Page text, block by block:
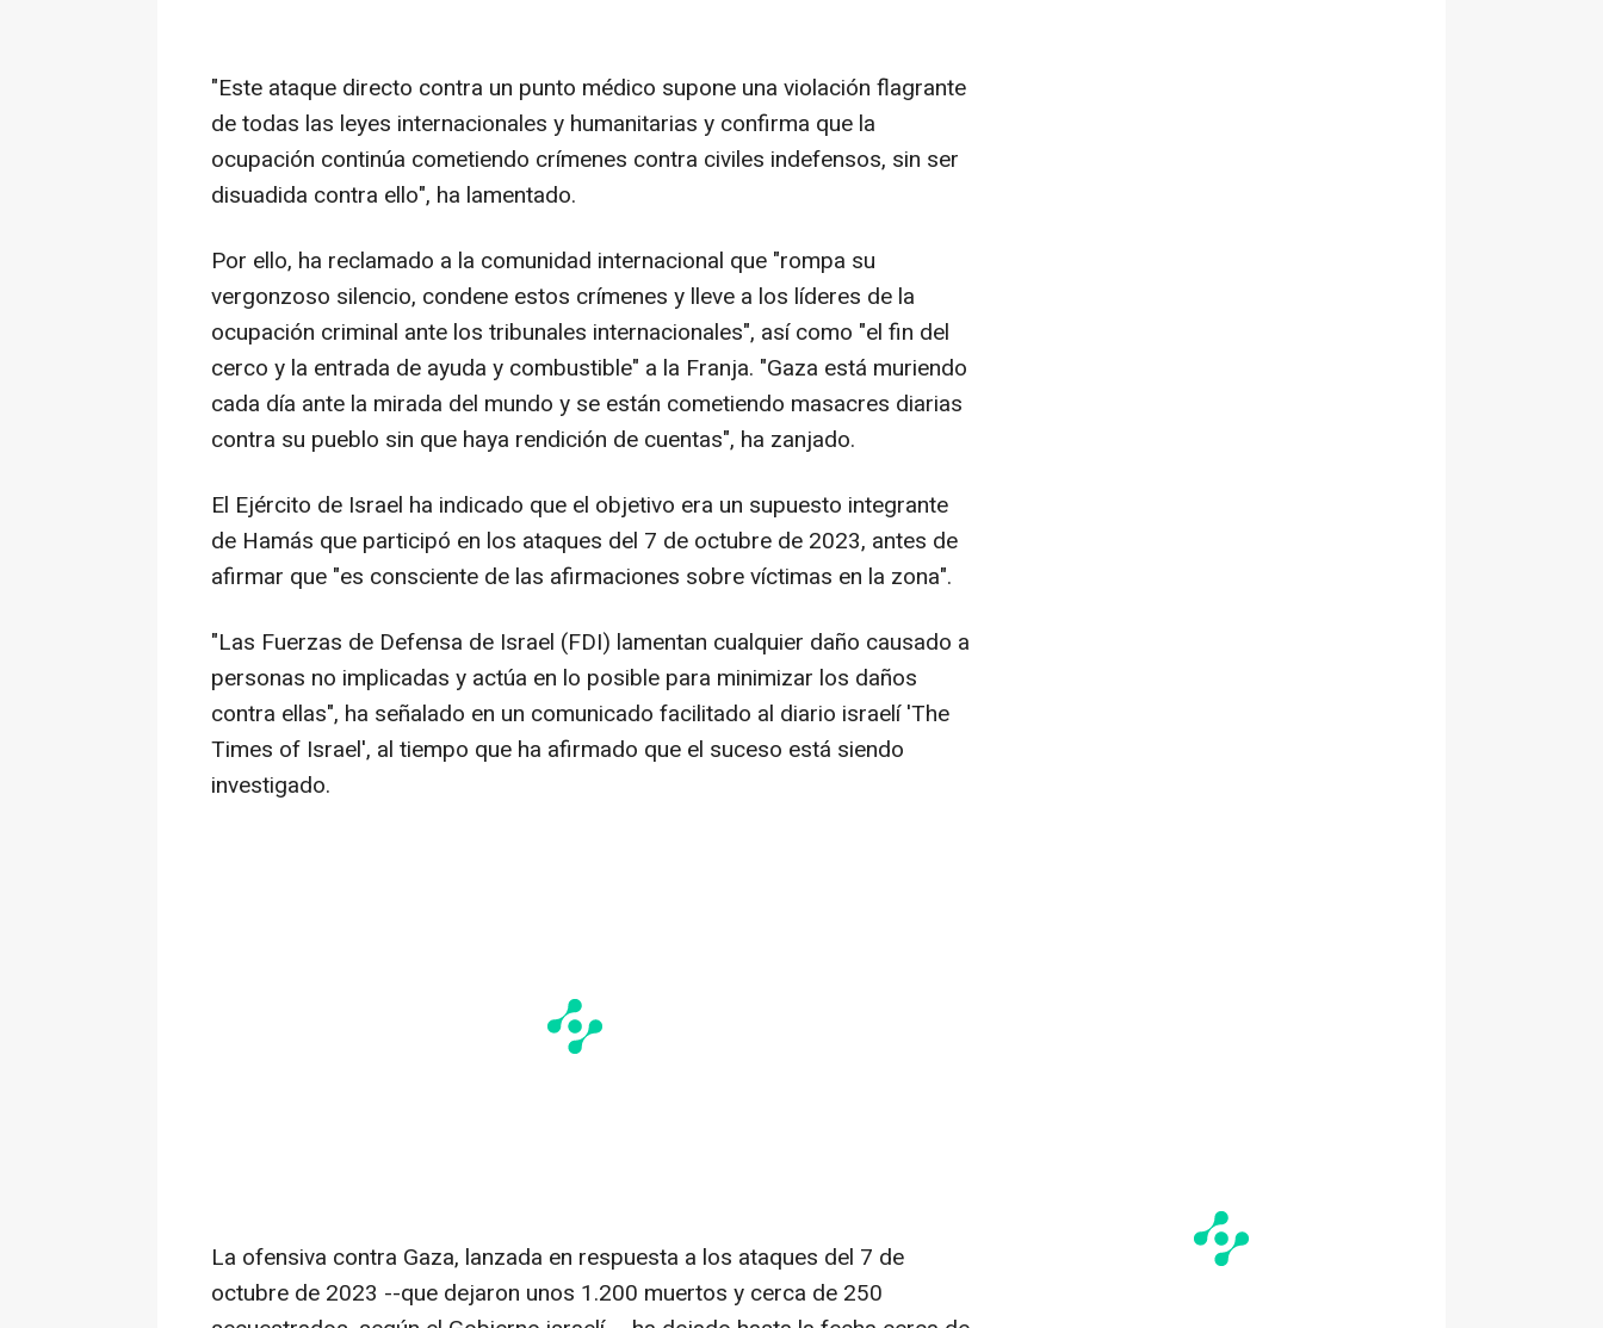
"Este ataque directo contra un punto médico supone una violación flagrante
de todas las leyes internacionales y humanitarias y confirma que la
ocupación continúa cometiendo crímenes contra civiles indefensos, sin ser
disuadida contra ello", ha lamentado.
Por ello, ha reclamado a la comunidad internacional que "rompa su
vergonzoso silencio, condene estos crímenes y lleve a los líderes de la
ocupación criminal ante los tribunales internacionales", así como "el fin del
cerco y la entrada de ayuda y combustible" a la Franja. "Gaza está muriendo
cada día ante la mirada del mundo y se están cometiendo masacres diarias
contra su pueblo sin que haya rendición de cuentas", ha zanjado.
El Ejército de Israel ha indicado que el objetivo era un supuesto integrante
de Hamás que participó en los ataques del 7 de octubre de 2023, antes de
afirmar que "es consciente de las afirmaciones sobre víctimas en la zona".
"Las Fuerzas de Defensa de Israel (FDI) lamentan cualquier daño causado a
personas no implicadas y actúa en lo posible para minimizar los daños
contra ellas", ha señalado en un comunicado facilitado al diario israelí 'The
Times of Israel', al tiempo que ha afirmado que el suceso está siendo
investigado.
La ofensiva contra Gaza, lanzada en respuesta a los ataques del 7 de
octubre de 2023 --que dejaron unos 1.200 muertos y cerca de 250